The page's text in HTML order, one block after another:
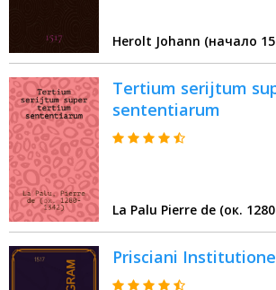
Tertius
Pauli in ep[isto]las
Quintus in
Tessalonice[n]ses
Sextus in epistola[m]
Herolt Johann (начало
Tertium serijtum
sententiarum
La Palu Pierre de (ок.
Prisciani